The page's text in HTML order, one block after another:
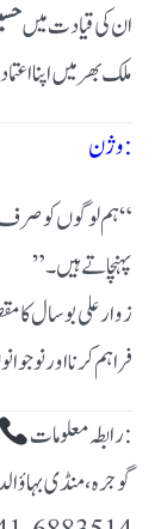
ان کی قیادت میں
ملک بھر میں اپنا
وژن:
“ہم لوگوں کو صرف
پہنچاتے ہیں۔”
زوار علی بوسال کا
فراہم کرنا اور
رابطہ معلومات:
گوجرہ، منڈی